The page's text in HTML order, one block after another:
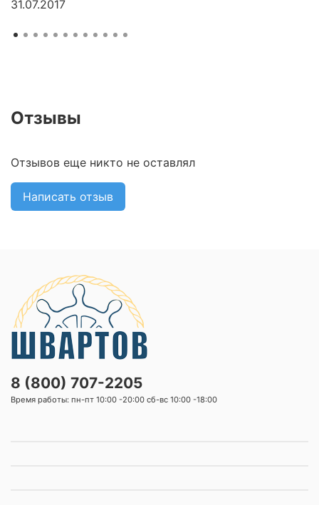
31.07.2017
Отзывы
Отзывов еще никто не оставлял
Написать отзыв
8 (800) 707-2205
Время работы: пн-пт 10:00 -20:00 сб-вс 10:00 -18:00